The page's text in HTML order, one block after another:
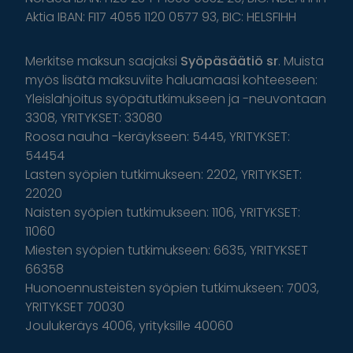
Aktia IBAN: FI17 4055 1120 0577 93, BIC: HELSFIHH
Merkitse maksun saajaksi Syöpäsäätiö sr. Muista
myös lisätä maksuviite haluamaasi kohteeseen:
Yleislahjoitus syöpätutkimukseen ja -neuvontaan
3308, YRITYKSET: 33080
Roosa nauha -keräykseen: 5445, YRITYKSET:
54454
Lasten syöpien tutkimukseen: 2202, YRITYKSET:
22020
Naisten syöpien tutkimukseen: 1106, YRITYKSET:
11060
Miesten syöpien tutkimukseen: 6635, YRITYKSET
66358
Huonoennusteisten syöpien tutkimukseen: 7003,
YRITYKSET 70030
Joulukeräys 4006, yrityksille 40060